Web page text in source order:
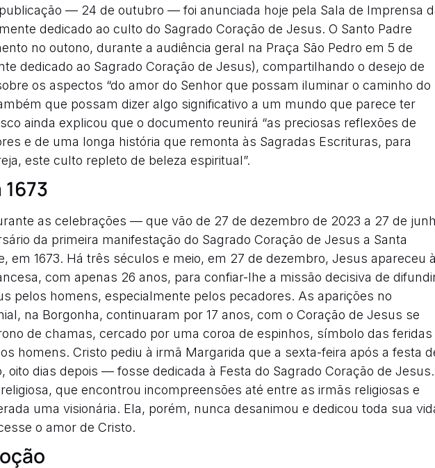
— 24 de outubro — foi anunciada hoje pela Sala de Imprensa
dedicado ao culto do Sagrado Coração de Jesus. O Santo Padre
no outono, durante a audiência geral na Praça São Pedro em 5 de
dedicado ao Sagrado Coração de Jesus), compartilhando o desejo de
os aspectos “do amor do Senhor que possam iluminar o caminho do
que possam dizer algo significativo a um mundo que parece ter
ainda explicou que o documento reunirá “as preciosas reflexões de
e de uma longa história que remonta às Sagradas Escrituras, para
este culto repleto de beleza espiritual”.
as celebrações — que vão de 27 de dezembro de 2023 a 27 de
da primeira manifestação do Sagrado Coração de Jesus a Santa
em 1673. Há três séculos e meio, em 27 de dezembro, Jesus apareceu à
com apenas 26 anos, para confiar-lhe a missão decisiva de
pelos homens, especialmente pelos pecadores. As aparições no
na Borgonha, continuaram por 17 anos, com o Coração de Jesus se
de chamas, cercado por uma coroa de espinhos, símbolo das feridas
homens. Cristo pediu à irmã Margarida que a sexta-feira após a festa
dias depois — fosse dedicada à Festa do Sagrado Coração de Jesus.
que encontrou incompreensões até entre as irmãs religiosas e
uma visionária. Ela, porém, nunca desanimou e dedicou toda sua
o amor de Cristo.